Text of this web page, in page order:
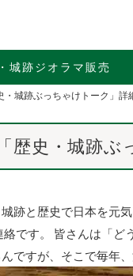
城跡ジオラマ販売
城跡ぶっちゃけトーク」詳
歴史・城跡ぶ
跡と歴史で日本を元
です。 皆さんは「
ですが、そこで毎年